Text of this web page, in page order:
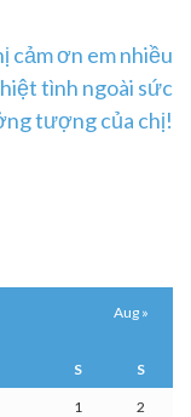
cảm ơn em nhiều
tình ngoài sức
tượng của chị!
S S
1 2
Aug »